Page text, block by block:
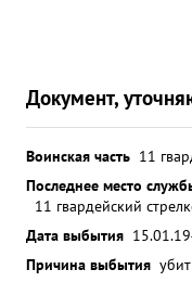
Документ,
Воинская часть 11
Последнее место
11 гвардейский
Дата выбытия
Причина выбытия убит